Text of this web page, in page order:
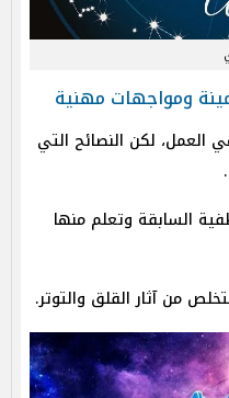
ومواجهات مهنية
العمل، لكن النصائح التي
السابقة وتعلم منها
من آثار القلق والتوتر.